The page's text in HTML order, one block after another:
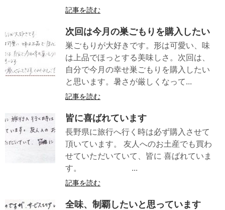
記事を読む
次回は今月の巣ごもりを購入したい
巣ごもりが大好きです。形は可愛い、味
は上品でほっとする美味しさ。次回は、
自分で今月の幸せ巣ごもりを購入したい
と思います。暑さが厳しくなって...
記事を読む
皆に喜ばれています
長野県に旅行へ行く時は必ず購入させて
頂いています。 友人へのお土産でも買わ
せていただいていて、皆に 喜ばれていま
す。 ...
記事を読む
全味、制覇したいと思っています